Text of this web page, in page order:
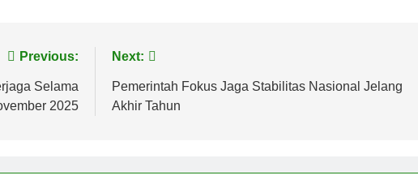
Previous:
Selama
2025
Next:
Pemerintah Fokus Jaga Stabilitas Nasional Jelang
Akhir Tahun